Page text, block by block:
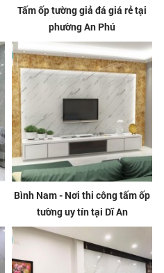
Tấm ốp tường giả đá giá rẻ tại
phường An Phú
Bình Nam - Nơi thi công tấm ốp
tường uy tín tại Dĩ An